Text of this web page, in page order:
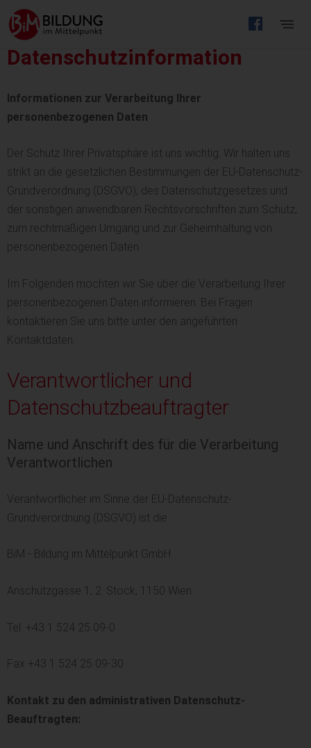
Barrierefreie
Bedienung
der
Datenschutzinformation
Informationen zur Verarbeitung Ihrer
personenbezogenen Daten
Der Schutz Ihrer Privatsphäre ist uns wichtig. Wir halten uns
strikt an die gesetzlichen Bestimmungen der EU-Datenschutz-
Grundverordnung (DSGVO), des Datenschutzgesetzes und
der sonstigen anwendbaren Rechtsvorschriften zum Schutz,
zum rechtmäßigen Umgang und zur Geheimhaltung von
personenbezogenen Daten.
Im Folgenden möchten wir Sie über die Verarbeitung Ihrer
personenbezogenen Daten informieren. Bei Fragen
kontaktieren Sie uns bitte unter den angeführten
Kontaktdaten.
Verantwortlicher und
Datenschutzbeauftragter
Name und Anschrift des für die Verarbeitung
Verantwortlichen
Verantwortlicher im Sinne der EU-Datenschutz-
Grundverordnung (DSGVO) ist die
BiM - Bildung im Mittelpunkt GmbH
Anschützgasse 1, 2. Stock, 1150 Wien
Tel. +43 1 524 25 09-0
Fax +43 1 524 25 09-30
Kontakt zu den administrativen Datenschutz-
Beauftragten: